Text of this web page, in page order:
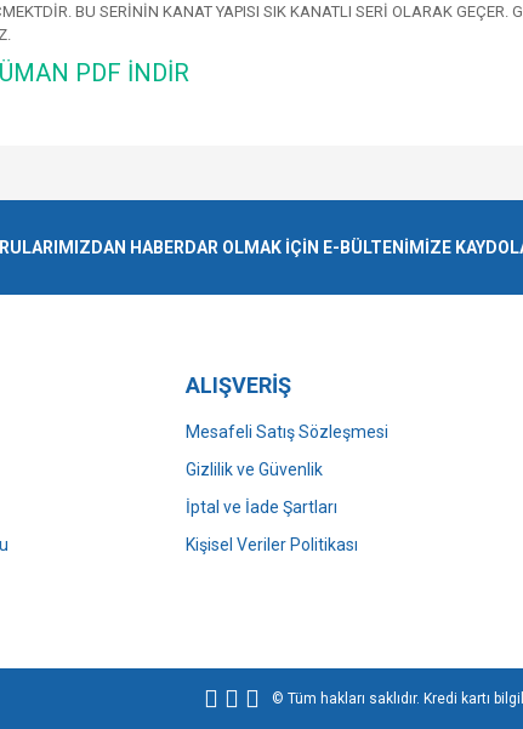
BU SERİNİN KANAT YAPISI SIK KANATLI SERİ OLARAK
PDF İNDİR
bozuk veya görüntülenemiyor.
farklı alternatifler olmalı.
HABERDAR OLMAK İÇİN E-BÜLTENİMİZE
ALIŞVERİŞ
Mesafeli Satış Sözleşmesi
Gizlilik ve Güvenlik
İptal ve İade Şartları
Kişisel Veriler Politikası
© Tüm hakları saklıdır. Kredi kartı